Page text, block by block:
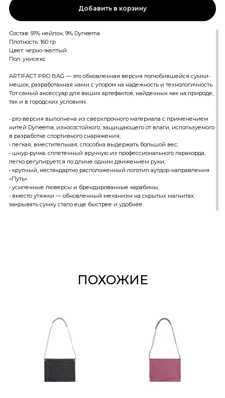
Состав: 91% нейлон, 9% Dyneema
Плотность: 160 гр
Цвет: черно-желтый
Пол: унисекс
ARTIFACT PRO BAG — это обновленная версия полюбившейся сумки-
мешок, разработанная нами с упором на надежность и технологичность.
Тот самый аксессуар для ваших артефактов, найденных как на природе,
так и в городских условиях.
• pro-версия выполнена из сверхпрочного материала с применением
нитей Dyneema, износостойкого, защищающего от влаги, используемого
в разработке спортивного снаряжения;
• легкая, вместительная, способна выдержать большой вес;
• шнур-ручка, сплетенный вручную из профессионального паракорда,
легко регулируется по длине одним движением руки;
• крупный, нестандартно расположенный логотип аутдор-направления
«Путь»
• усиленные люверсы и брендированные карабины;
• вместо утяжки — обновленный механизм на скрытых магнитах:
закрывать сумку стало еще быстрее и удобнее.
Добавить в корзину
ПОХОЖИЕ